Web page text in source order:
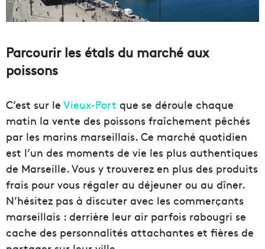
Parcourir les étals du marché aux
poissons
C’est sur le Vieux-Port que se déroule chaque
matin la vente des poissons fraîchement pêchés
par les marins marseillais. Ce marché quotidien
est l’un des moments de vie les plus authentiques
de Marseille. Vous y trouverez en plus des produits
frais pour vous régaler au déjeuner ou au dîner.
N’hésitez pas à discuter avec les commerçants
marseillais : derrière leur air parfois rabougri se
cache des personnalités attachantes et fières de